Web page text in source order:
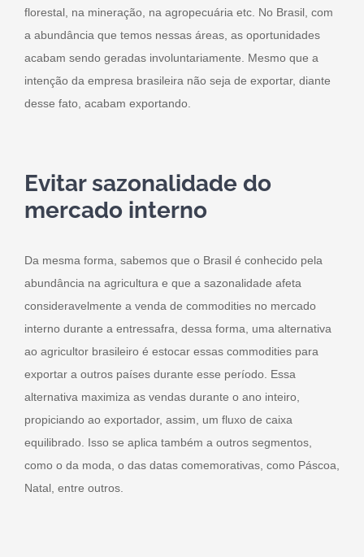
florestal, na mineração, na agropecuária etc. No Brasil, com
a abundância que temos nessas áreas, as oportunidades
acabam sendo geradas involuntariamente. Mesmo que a
intenção da empresa brasileira não seja de exportar, diante
desse fato, acabam exportando.
Evitar sazonalidade do
mercado interno
Da mesma forma, sabemos que o Brasil é conhecido pela
abundância na agricultura e que a sazonalidade afeta
consideravelmente a venda de commodities no mercado
interno durante a entressafra, dessa forma, uma alternativa
ao agricultor brasileiro é estocar essas commodities para
exportar a outros países durante esse período. Essa
alternativa maximiza as vendas durante o ano inteiro,
propiciando ao exportador, assim, um fluxo de caixa
equilibrado. Isso se aplica também a outros segmentos,
como o da moda, o das datas comemorativas, como Páscoa,
Natal, entre outros.